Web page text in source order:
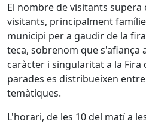
El nombre de visitants supera
visitants, principalment
municipi per a gaudir de la
teca, sobrenom que s'afiança
caràcter i singularitat a la Fira
parades es distribueixen
temàtiques.
L'horari, de les 10 del matí a